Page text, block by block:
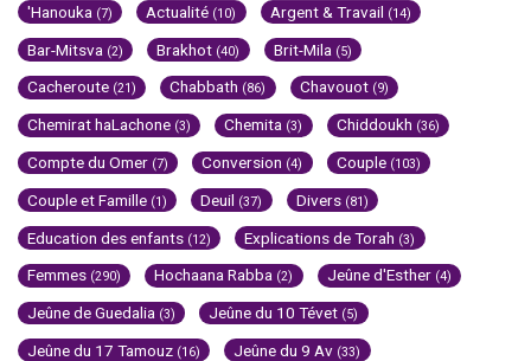
'Hanouka (7) Actualité (10) Argent & Travail (14)
Bar-Mitsva (2) Brakhot (40) Brit-Mila (5)
Cacheroute (21) Chabbath (86) Chavouot (9)
Chemirat haLachone (3) Chemita (3) Chiddoukh (36)
Compte du Omer (7) Conversion (4) Couple (103)
Couple et Famille (1) Deuil (37) Divers (81)
Education des enfants (12) Explications de Torah (3)
Femmes (290) Hochaana Rabba (2) Jeûne d'Esther (4)
Jeûne de Guedalia (3) Jeûne du 10 Tévet (5)
Jeûne du 17 Tamouz (16) Jeûne du 9 Av (33)